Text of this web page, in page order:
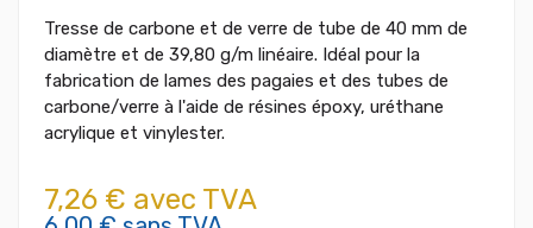
Tresse de carbone et de verre de tube de 40 mm de
diamètre et de 39,80 g/m linéaire. Idéal pour la
fabrication de lames des pagaies et des tubes de
carbone/verre à l'aide de résines époxy, uréthane
acrylique et vinylester.
7,26 € avec TVA